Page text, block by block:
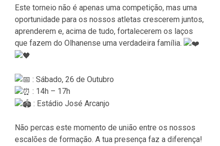
Este torneio não é apenas uma competição, mas uma
oportunidade para os nossos atletas crescerem juntos,
aprenderem e, acima de tudo, fortalecerem os laços
que fazem do Olhanense uma verdadeira família.
: Sábado, 26 de Outubro
: 14h – 17h
: Estádio José Arcanjo
Não percas este momento de união entre os nossos
escalões de formação. A tua presença faz a diferença!